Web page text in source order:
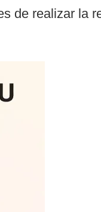
de realizar la